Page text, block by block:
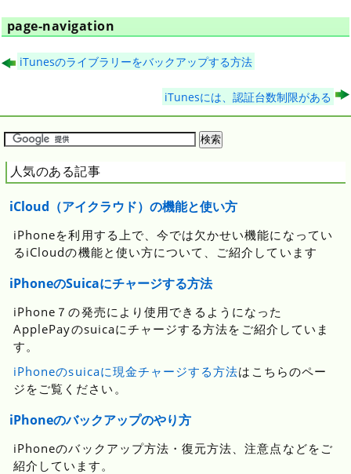
page-navigation
iTunesのライブラリーをバックアップする方法
iTunesには、認証台数制限がある
人気のある記事
iCloud（アイクラウド）の機能と使い方
iPhoneを利用する上で、今では欠かせい機能になってい
るiCloudの機能と使い方について、ご紹介しています
iPhoneのSuicaにチャージする方法
iPhone７の発売により使用できるようになった
ApplePayのsuicaにチャージする方法をご紹介していま
す。
iPhoneのsuicaに現金チャージする方法はこちらのペー
ジをご覧ください。
iPhoneのバックアップのやり方
iPhoneのバックアップ方法・復元方法、注意点などをご
紹介しています。